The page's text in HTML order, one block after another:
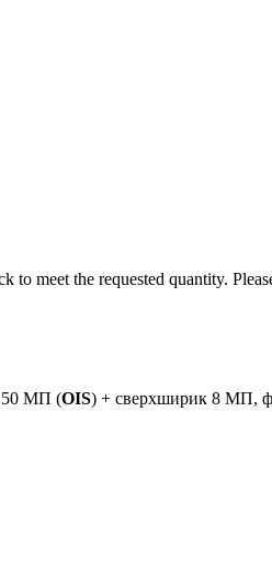
meet the requested quantity.
50 МП (OIS) + сверхширик 8 МП,